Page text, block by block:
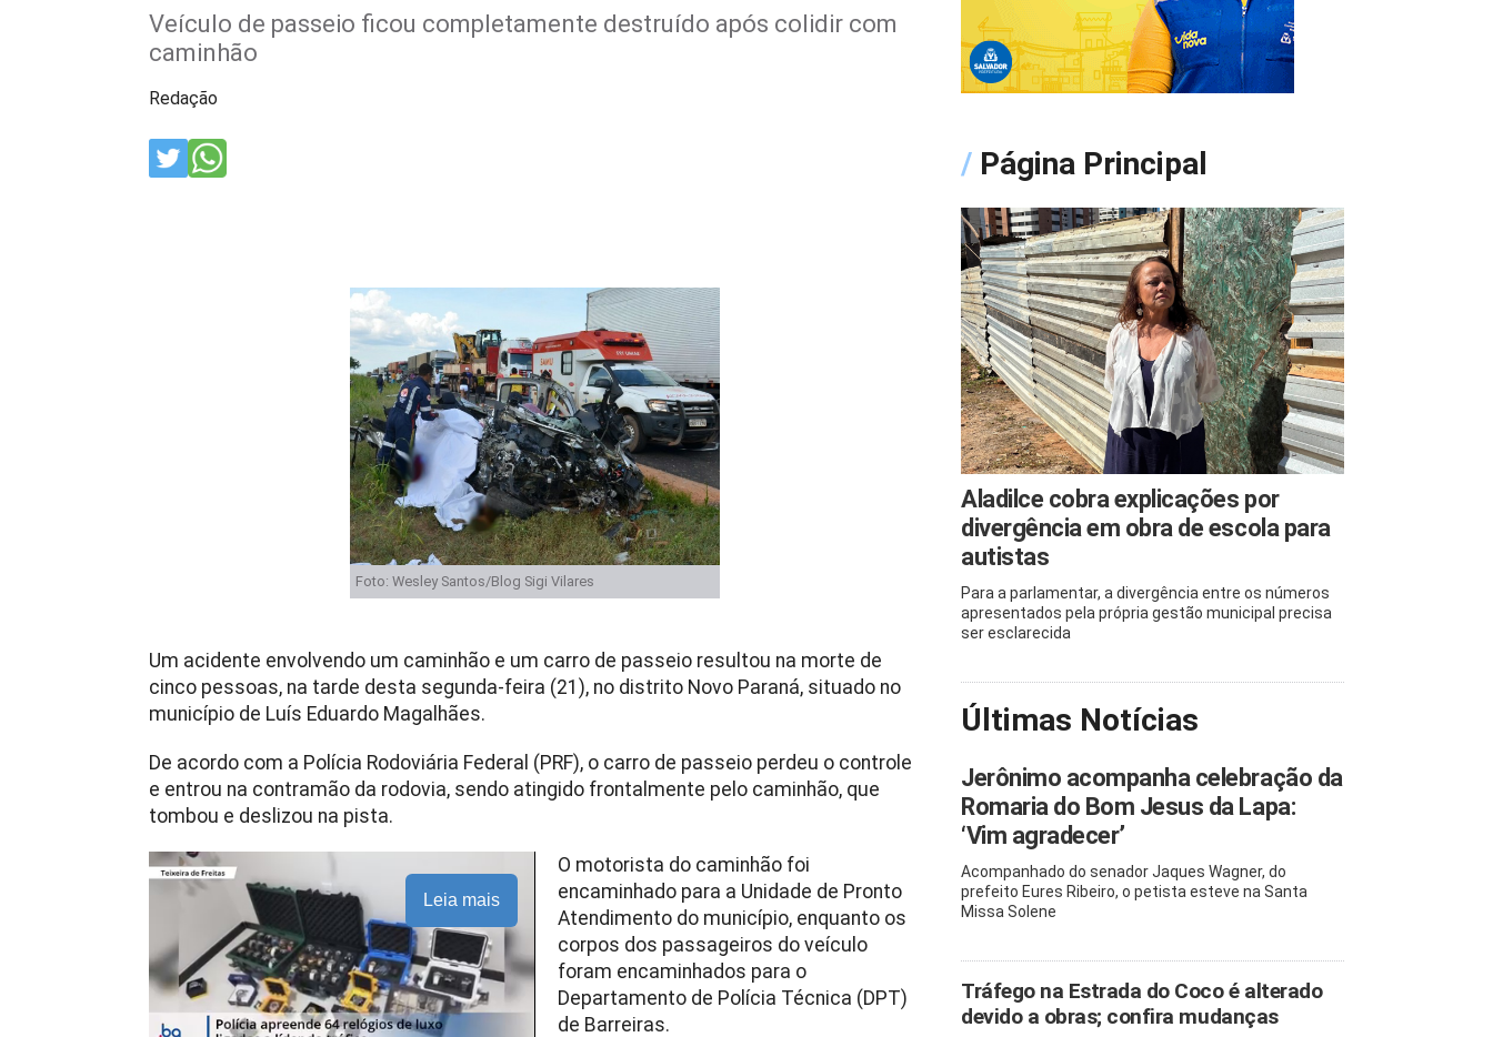
Veículo de passeio ficou completamente destruído após colidir com
caminhão
Redação
Foto: Wesley Santos/Blog Sigi Vilares
Um acidente envolvendo um caminhão e um carro de passeio resultou na morte de
cinco pessoas, na tarde desta segunda-feira (21), no distrito Novo Paraná, situado no
município de Luís Eduardo Magalhães.
De acordo com a Polícia Rodoviária Federal (PRF), o carro de passeio perdeu o controle
e entrou na contramão da rodovia, sendo atingido frontalmente pelo caminhão, que
tombou e deslizou na pista.
Leia mais
O motorista do caminhão foi
encaminhado para a Unidade de Pronto
Atendimento do município, enquanto os
corpos dos passageiros do veículo
foram encaminhados para o
Departamento de Polícia Técnica (DPT)
de Barreiras.
/ Página Principal
Aladilce cobra explicações por
divergência em obra de escola para
autistas
Para a parlamentar, a divergência entre os números
apresentados pela própria gestão municipal precisa
ser esclarecida
Últimas Notícias
Jerônimo acompanha celebração da
Romaria do Bom Jesus da Lapa:
‘Vim agradecer’
Acompanhado do senador Jaques Wagner, do
prefeito Eures Ribeiro, o petista esteve na Santa
Missa Solene
Tráfego na Estrada do Coco é alterado
devido a obras; confira mudanças